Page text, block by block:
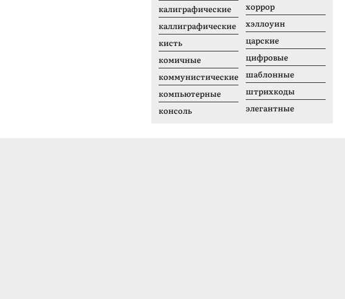
калиграфические
каллиграфические
кисть
комичные
коммунистические
компьютерные
консоль
хоррор
хэллоуин
царские
цифровые
шаблонные
штрихкоды
элегантные